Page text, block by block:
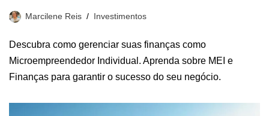
Marcilene Reis Investimentos
Descubra como gerenciar suas finanças como
Microempreendedor Individual. Aprenda sobre MEI e
Finanças para garantir o sucesso do seu negócio.